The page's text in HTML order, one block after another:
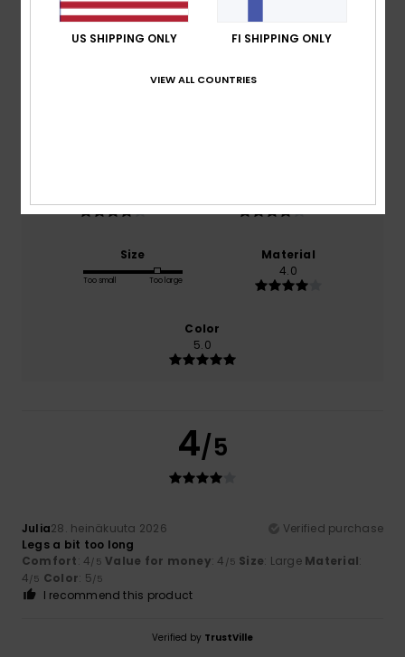
Average Score
4.0
Size
Too small Too large
Material
4.0
Color
5.0
4/5
Julia28. heinäkuuta 2026
Verified purchase
Legs a bit too long
Comfort: 4/5 Value for money: 4 /5 Size: Large Material:
4/5 Color: 5/5
I recommend this product
Verified by TrustVille
US SHIPPING ONLY FI SHIPPING ONLY
VIEW ALL COUNTRIES